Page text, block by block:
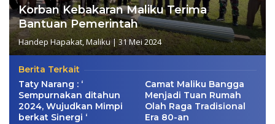
Korban Kebakaran Maliku Terima
Bantuan Pemerintah
Handep Hapakat,Maliku|31 Mei 2024
Berita Terkait
Taty Narang : ‘
Sempurnakan ditahun
2024, Wujudkan Mimpi
berkat Sinergi ‘
Camat Maliku Bangga
Menjadi Tuan Rumah
Olah Raga Tradisional
Era 80-an